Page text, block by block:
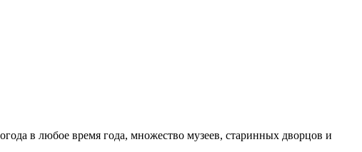
в любое время года, множество музеев, старинных дворцов и